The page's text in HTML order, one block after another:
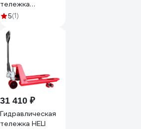
тележка
RohlaRhino ROHLA
мм,
грузоподъемность
полиуретан
RR80SPDP
5(1)
31 410 ₽
Гидравлическая
тележка HELI